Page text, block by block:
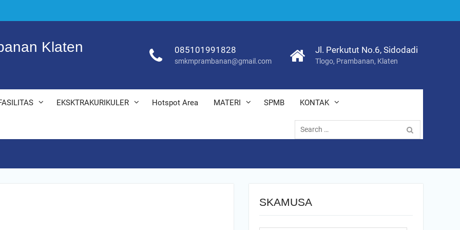
Klaten 085101991828
smkmprambanan@gmail.com
Jl. Perkutut No.6, Sidodadi
Tlogo, Prambanan, Klaten
EKSKTRAKURIKULER Hotspot Area MATERI SPMB KONTAK
Search
for:
SKAMUSA
Search